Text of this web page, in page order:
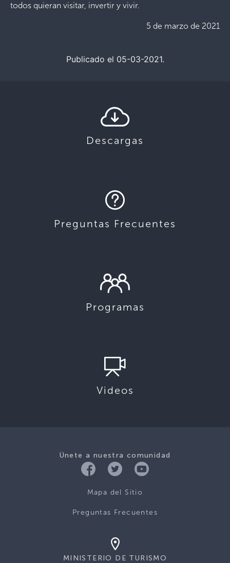
todos quieran visitar, invertir y vivir.
5 de marzo de 2021
Publicado el 05-03-2021.
Descargas
Preguntas Frecuentes
Programas
Videos
Únete a nuestra comunidad
Mapa del Sitio
Preguntas Frecuentes
MINISTERIO DE TURISMO